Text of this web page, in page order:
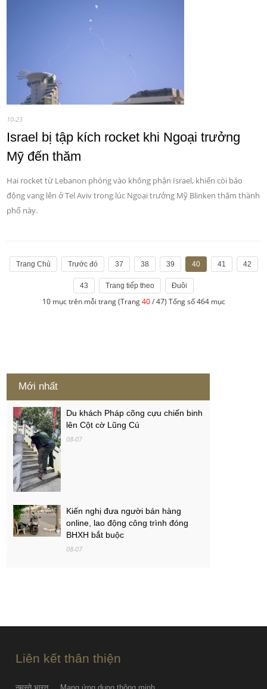
10-23
Israel bị tập kích rocket khi Ngoại trưởng
Mỹ đến thăm
Hai rocket từ Lebanon phóng vào không phận Israel, khiến còi báo
động vang lên ở Tel Aviv trong lúc Ngoại trưởng Mỹ Blinken thăm thành
phố này.
Trang Chủ Trước đó 37 38 39 40 41 42
43 Trang tiếp theo Đuôi
10 mục trên mỗi trang (Trang40/ 47) Tổng số 464 mục
Mới nhất
Du khách Pháp cõng cựu chiến binh
lên Cột cờ Lũng Cú
08-07
Kiến nghị đưa người bán hàng
online, lao động công trình đóng
BHXH bắt buộc
08-07
Liên kết thân thiện